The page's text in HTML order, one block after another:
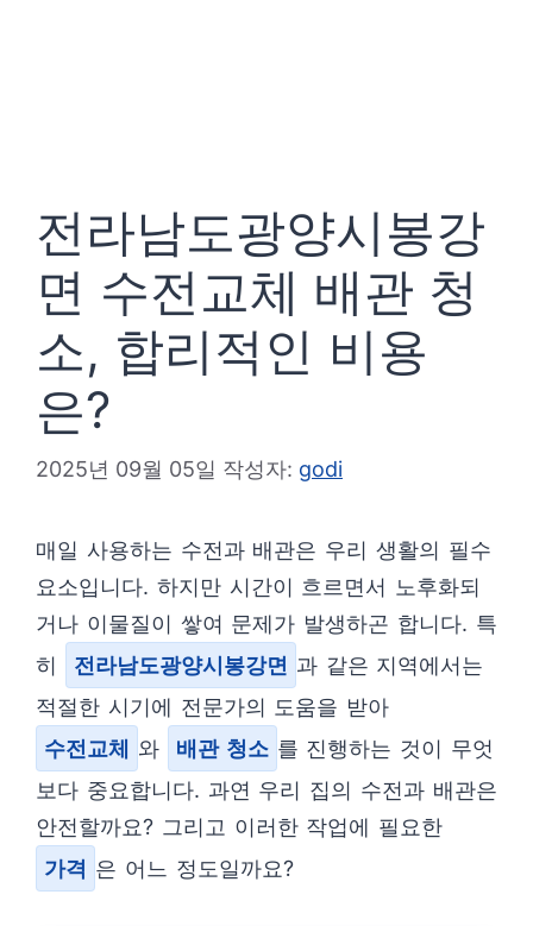
전라남도광양시봉강
면 수전교체 배관 청
소, 합리적인 비용
은?
2025년 09월 05일 작성자: godi
매일 사용하는 수전과 배관은 우리 생활의 필수
요소입니다. 하지만 시간이 흐르면서 노후화되
거나 이물질이 쌓여 문제가 발생하곤 합니다. 특
히
전라남도광양시봉강면 과 같은 지역에서는
적절한 시기에 전문가의 도움을 받아
수전교체
와 배관 청소 를 진행하는 것이 무엇
보다 중요합니다. 과연 우리 집의 수전과 배관은
안전할까요? 그리고 이러한 작업에 필요한
가격 은 어느 정도일까요?